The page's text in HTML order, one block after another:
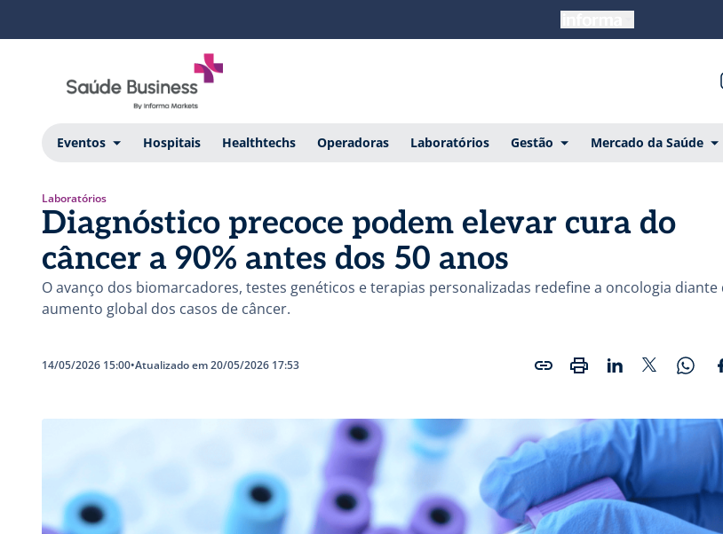
Eventos Hospitais Healthtechs Operadoras Laboratórios Gestão Mercado da Saúde
Laboratórios
Diagnóstico precoce podem elevar cura do
câncer a 90% antes dos 50 anos
O avanço dos biomarcadores, testes genéticos e terapias personalizadas redefine a oncologia diante
aumento global dos casos de câncer.
14/05/2026 15:00•Atualizado em 20/05/2026 17:53